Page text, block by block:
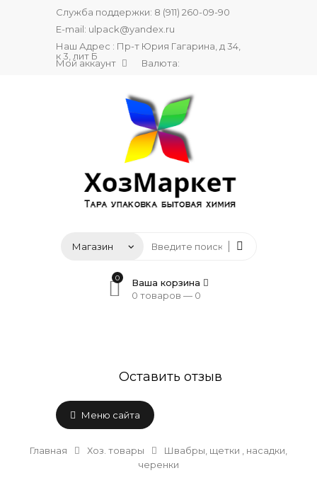
Служба поддержки: 8 (911) 260-09-90
E-mail: ulpack@yandex.ru
Наш Адрес : Пр-т Юрия Гагарина, д 34,
к 3, лит Б
Мой аккаунт Валюта:
0
Ваша корзина
0 товаров — 0
Оставить отзыв
Меню сайта
Главная Хоз. товары
Швабры, щетки , насадки,
черенки